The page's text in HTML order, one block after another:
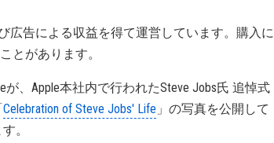
広告による収益を得て運営しています。購入に
とがあります。
が、Apple本社内で行われたSteve Jobs氏 追悼式
Celebration of Steve Jobs' Life 」の写真を公開して
。